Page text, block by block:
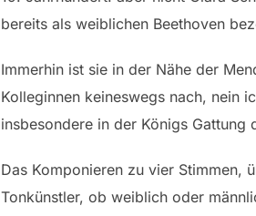
bereits als weiblichen Beethoven
Immerhin ist sie in der Nähe der
Kolleginnen keineswegs nach, nein
insbesondere in der Königs Gattung
Das Komponieren zu vier Stimmen,
Tonkünstler, ob weiblich oder